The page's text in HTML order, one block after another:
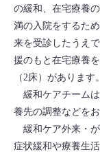
の緩和、在宅療養
満の入院をするた
来を受診したうえ
援のもと在宅療養
（2床）があります。
緩和ケアチーム
養先の調整などを
緩和ケア外来・
症状緩和や療養生